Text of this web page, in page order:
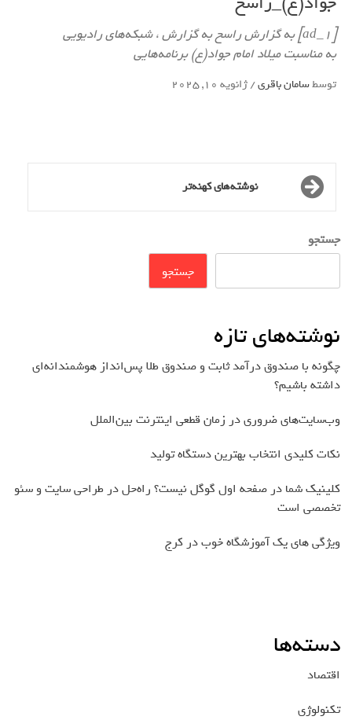
[ad_1] به گزارش راسخ به گزارش ، شبکه‌های رادیویی
به مناسبت میلاد امام جواد(ع) برنامه‌هایی
توسطسامان باقری/ژانویه 10, 2025
نوشته‌های کهنه‌تر
جستجو
جستجو
نوشته‌های تازه
چگونه با صندوق درآمد ثابت و صندوق طلا پس‌انداز هوشمندانه‌ای
داشته باشیم؟
وب‌سایت‌های ضروری در زمان قطعی اینترنت بین‌الملل
نکات کلیدی انتخاب بهترین دستگاه تولید
کلینیک شما در صفحه اول گوگل نیست؟ راه‌حل در طراحی سایت و سئو
تخصصی است
ویژگی های یک آموزشگاه خوب در کرج
دسته‌ها
اقتصاد
تکنولوژی